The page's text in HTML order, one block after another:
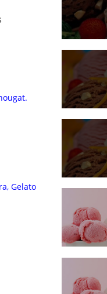
Gelato
UN
UN